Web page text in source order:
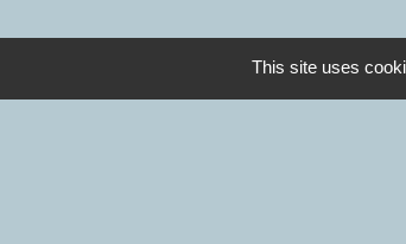
This site uses